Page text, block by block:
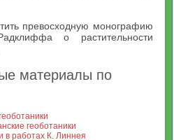
превосходную монографию
о растительности
материалы по
геоботаники
в работах К. Линнея